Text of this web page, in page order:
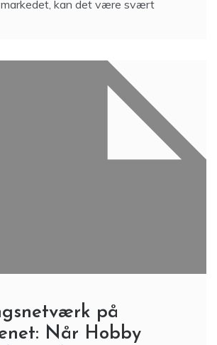
kan det være svært
på
Når Hobby